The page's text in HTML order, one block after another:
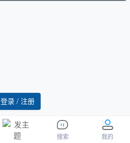
搜索 我的
登录 / 注册